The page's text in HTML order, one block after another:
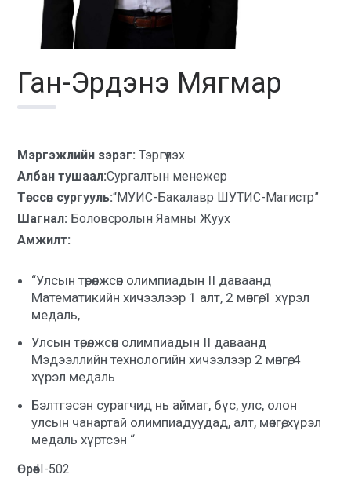
Ган-Эрдэнэ Мягмар
Мэргэжлийн зэрэг:Тэргүүлэх
Албан тушаал:Сургалтын менежер
Төгссөн сургууль:“МУИС-Бакалавр ШУТИС-Магистр”
Шагнал: Боловсролын Яамны Жуух
Амжилт:
“Улсын төрөлжсөн олимпиадын II даваанд
Математикийн хичээлээр 1 алт, 2 мөнгө, 1 хүрэл
медаль,
Улсын төрөлжсөн олимпиадын II даваанд
Мэдээллийн технологийн хичээлээр 2 мөнгө, 4
хүрэл медаль
Бэлтгэсэн сурагчид нь аймаг, бүс, улс, олон
улсын чанартай олимпиадуудад, алт, мөнгө, хүрэл
медаль хүртсэн “
Өрөө:II-502